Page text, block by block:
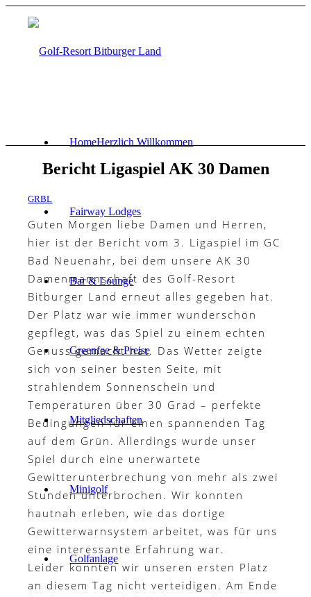
HomeHerzlich Willkommen
Fairway Lodges
Bar & Lounge
Greenfee & Preise
Mitgliedschaften
Minigolf
Golfanlage
Bericht Ligaspiel AK 30 Damen
GRBL
Guten Morgen liebe Damen und Herren,
hier ist der Bericht vom 3. Ligaspiel im GC
Bad Neuenahr, bei dem unsere AK 30
Damenmannschaft des Golf-Resort
Bitburger Land erneut alles gegeben hat.
Der Platz war wie immer wunderschön
gepflegt, was das Spiel zu einem echten
Genuss gemacht hat. Das Wetter zeigte
sich von seiner besten Seite, mit
strahlendem Sonnenschein und
Temperaturen über 30 Grad – perfekte
Bedingungen für einen spannenden Tag
auf dem Grün. Allerdings wurde unser
Spiel durch eine unerwartete
Gewitterunterbrechung von mehr als zwei
Stunden unterbrochen. Wir konnten
hautnah erleben, wie das dortige
Gewitterwarnsystem arbeitet, was für uns
eine interessante Erfahrung war.
Leider konnten wir unseren ersten Platz
an diesem Tag nicht verteidigen. Am Ende